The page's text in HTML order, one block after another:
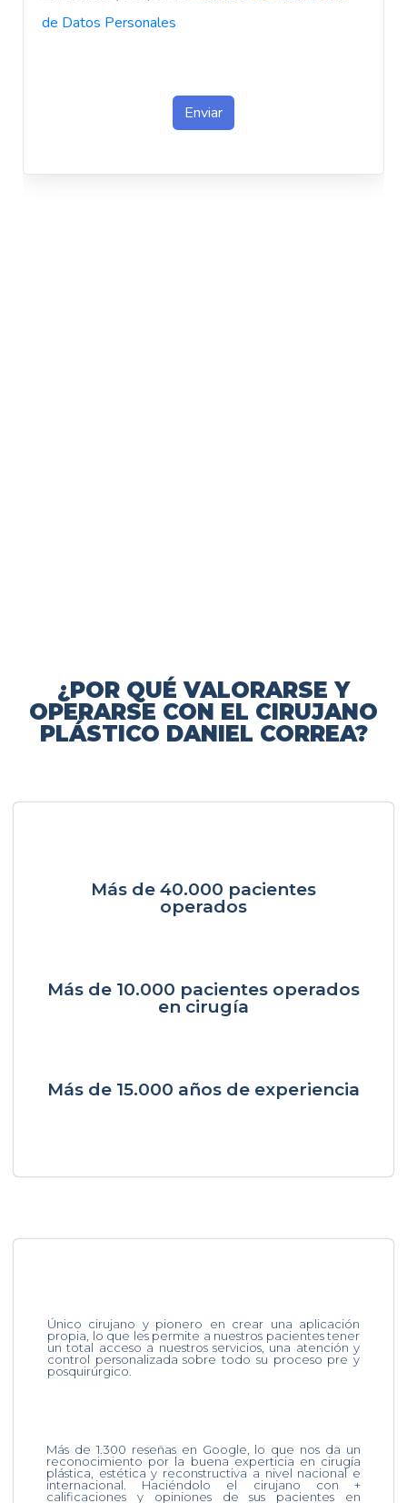
¿POR QUÉ VALORARSE Y
OPERARSE CON EL CIRUJANO
PLÁSTICO DANIEL CORREA?
Más de 40.000 pacientes
operados
Más de 10.000 pacientes operados
en cirugía
Más de 15.000 años de experiencia
Único cirujano y pionero en crear una aplicación
propia, lo que les permite a nuestros pacientes tener
un total acceso a nuestros servicios, una atención y
control personalizada sobre todo su proceso pre y
posquirúrgico.
Más de 1.300 reseñas en Google, lo que nos da un
reconocimiento por la buena experticia en cirugía
plástica, estética y reconstructiva a nivel nacional e
internacional. Haciéndolo el cirujano con +
calificaciones y opiniones de sus pacientes en